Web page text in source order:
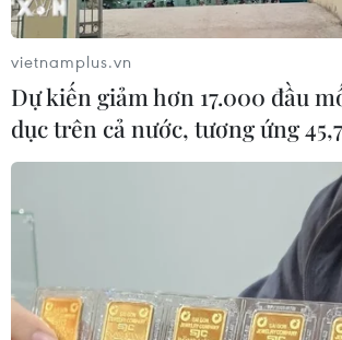
Lớp học đặc biệt
COVID-19 tại Cà Mau
18/09/2021 08:33
Trường Tiểu học Thới Bình C (Cà Mau)
vietnamplus.vn
Dự kiến giảm hơn 17.000 đầu
dục trên cả nước, tương ứng